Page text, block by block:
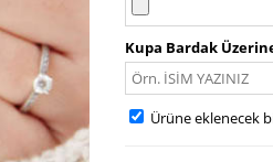
Kupa Bardak
Ürüne eklenecek